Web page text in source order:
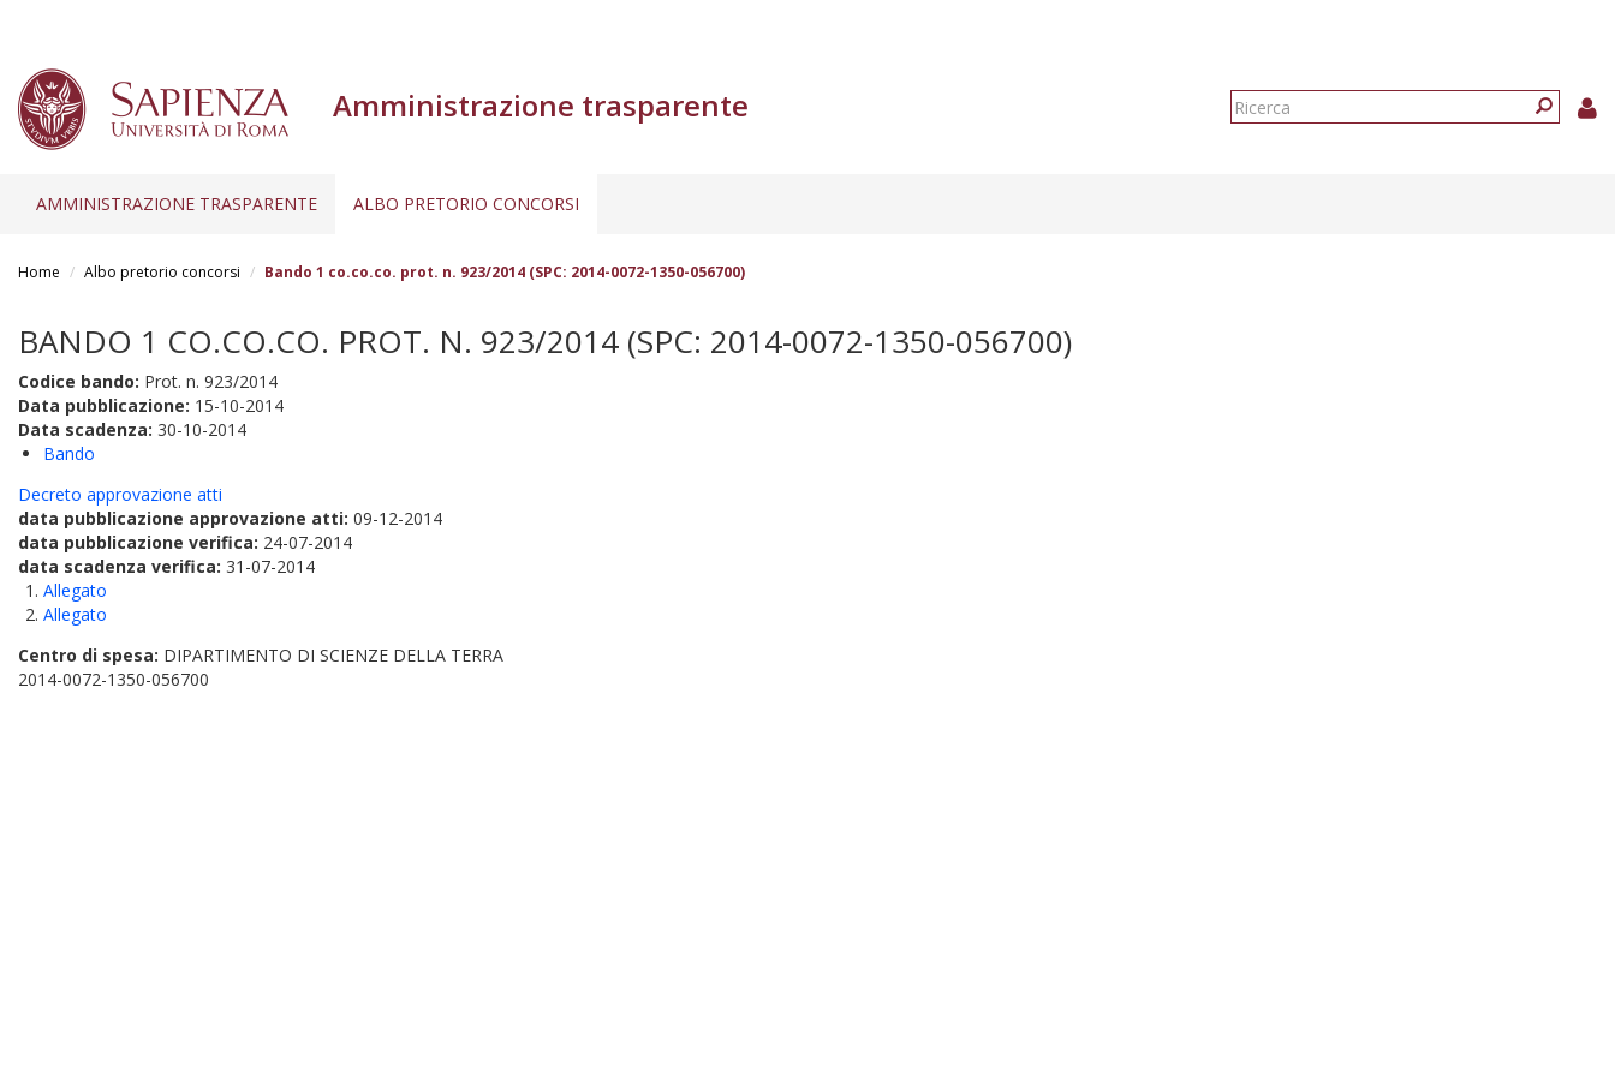
Amministrazione trasparente
Form
AMMINISTRAZIONE TRASPARENTE ALBO PRETORIO CONCORSI
Home Albo pretorio concorsi Bando 1 co.co.co. prot. n. 923/2014 (SPC: 2014-0072-1350-056700)
BANDO 1 CO.CO.CO. PROT. N. 923/2014 (SPC: 2014-0072-1350-056700)
Codice bando: Prot. n. 923/2014
Data pubblicazione: 15-10-2014
Data scadenza: 30-10-2014
Bando
Decreto approvazione atti
data pubblicazione approvazione atti: 09-12-2014
data pubblicazione verifica: 24-07-2014
data scadenza verifica: 31-07-2014
Allegato
Allegato
Centro di spesa: DIPARTIMENTO DI SCIENZE DELLA TERRA
2014-0072-1350-056700